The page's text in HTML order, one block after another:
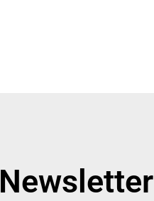
Newsletter